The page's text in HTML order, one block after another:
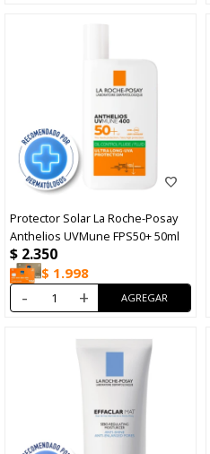
Protector Solar La Roche-Posay
Anthelios UVMune FPS50+ 50ml
$ 2.350
$ 1.998
- +